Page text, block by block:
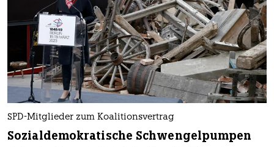
SPD-Mitglieder zum Koalitionsvertrag
Sozialdemokratische Schwengelpumpen